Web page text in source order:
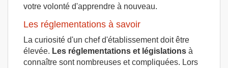
votre volonté d'apprendre à nouveau.
Les réglementations à savoir
La curiosité d'un chef d'établissement doit être
élevée. Les réglementations et législations à
connaître sont nombreuses et compliquées. Lors